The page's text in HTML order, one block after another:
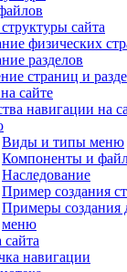
сайта
физических
разделов
страниц и
сайте
навигации на
Виды и типы меню
Компоненты и
Наследование
Пример создания
Примеры создания
меню
сайта
навигации